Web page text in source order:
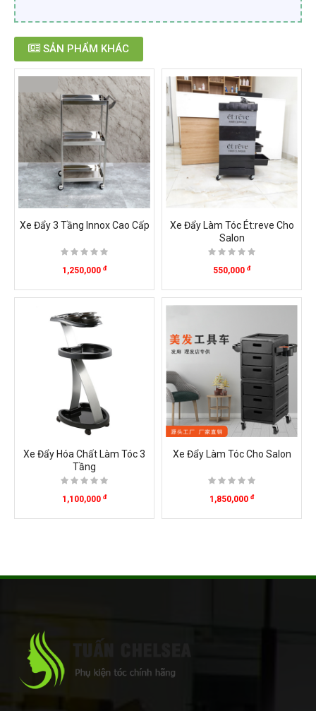
SẢN PHẨM KHÁC
Xe Đẩy 3 Tầng Innox Cao Cấp
1,250,000 đ
Xe Đẩy Làm Tóc Ét:reve Cho
Salon
550,000 đ
Xe Đẩy Hóa Chất Làm Tóc 3
Tầng
1,100,000 đ
Xe Đẩy Làm Tóc Cho Salon
1,850,000 đ